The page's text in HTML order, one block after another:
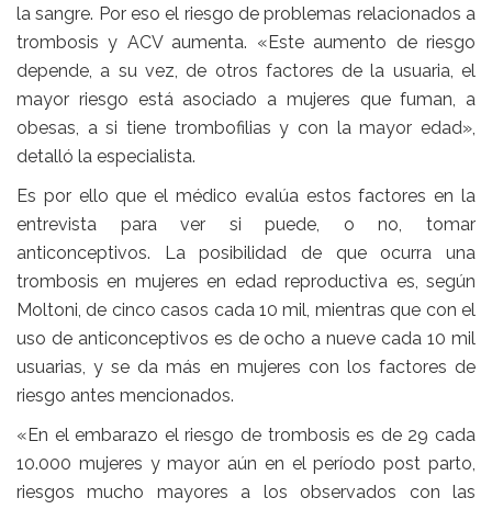
la sangre. Por eso el riesgo de problemas relacionados a
trombosis y ACV aumenta. «Este aumento de riesgo
depende, a su vez, de otros factores de la usuaria, el
mayor riesgo está asociado a mujeres que fuman, a
obesas, a si tiene trombofilias y con la mayor edad»,
detalló la especialista.
Es por ello que el médico evalúa estos factores en la
entrevista para ver si puede, o no, tomar
anticonceptivos. La posibilidad de que ocurra una
trombosis en mujeres en edad reproductiva es, según
Moltoni, de cinco casos cada 10 mil, mientras que con el
uso de anticonceptivos es de ocho a nueve cada 10 mil
usuarias, y se da más en mujeres con los factores de
riesgo antes mencionados.
«En el embarazo el riesgo de trombosis es de 29 cada
10.000 mujeres y mayor aún en el período post parto,
riesgos mucho mayores a los observados con las